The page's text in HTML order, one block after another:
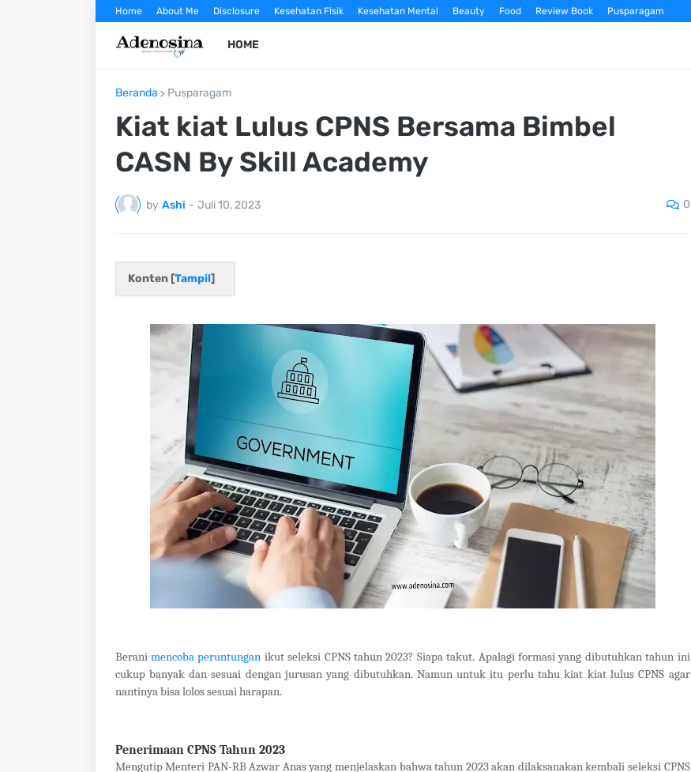
Home About Me Disclosure Kesehatan Fisik Kesehatan Mental Beauty Food Review Book Pusparagam
HOME
Beranda Pusparagam
Kiat kiat Lulus CPNS Bersama Bimbel
CASN By Skill Academy
by Ashi - Juli 10, 2023 0
Konten [Tampil]
Berani mencoba peruntungan ikut seleksi CPNS tahun 2023? Siapa takut. Apalagi formasi yang dibutuhkan tahun ini
cukup banyak dan sesuai dengan jurusan yang dibutuhkan. Namun untuk itu perlu tahu kiat kiat lulus CPNS agar
nantinya bisa lolos sesuai harapan.
Penerimaan CPNS Tahun 2023
Mengutip Menteri PAN-RB Azwar Anas yang menjelaskan bahwa tahun 2023 akan dilaksanakan kembali seleksi CPNS